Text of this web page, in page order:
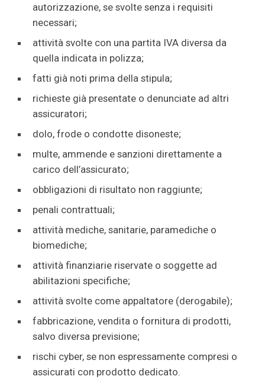
autorizzazione, se svolte senza i requisiti
necessari;
attività svolte con una partita IVA diversa da
quella indicata in polizza;
fatti già noti prima della stipula;
richieste già presentate o denunciate ad altri
assicuratori;
dolo, frode o condotte disoneste;
multe, ammende e sanzioni direttamente a
carico dell’assicurato;
obbligazioni di risultato non raggiunte;
penali contrattuali;
attività mediche, sanitarie, paramediche o
biomediche;
attività finanziarie riservate o soggette ad
abilitazioni specifiche;
attività svolte come appaltatore (derogabile);
fabbricazione, vendita o fornitura di prodotti,
salvo diversa previsione;
rischi cyber, se non espressamente compresi o
assicurati con prodotto dedicato.